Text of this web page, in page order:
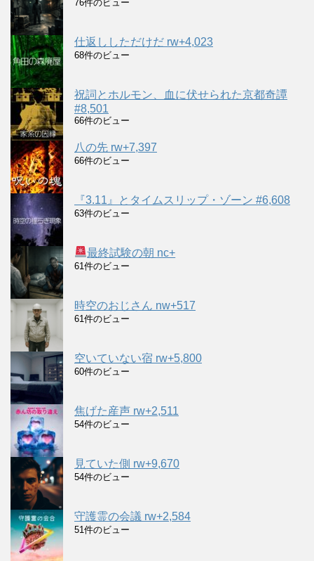
76件のビュー
仕返ししただけだ rw+4,023
68件のビュー
祝詞とホルモン、血に伏せられた京都奇譚
#8,501
66件のビュー
八の先 rw+7,397
66件のビュー
『3.11』とタイムスリップ・ゾーン #6,608
63件のビュー
最終試験の朝 nc+
61件のビュー
時空のおじさん nw+517
61件のビュー
空いていない宿 rw+5,800
60件のビュー
焦げた産声 rw+2,511
54件のビュー
見ていた側 rw+9,670
54件のビュー
守護霊の会議 rw+2,584
51件のビュー